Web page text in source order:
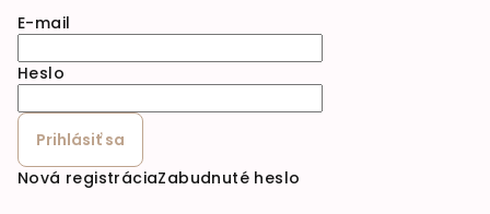
E-mail
Heslo
Prihlásiť sa
Nová registráciaZabudnuté heslo